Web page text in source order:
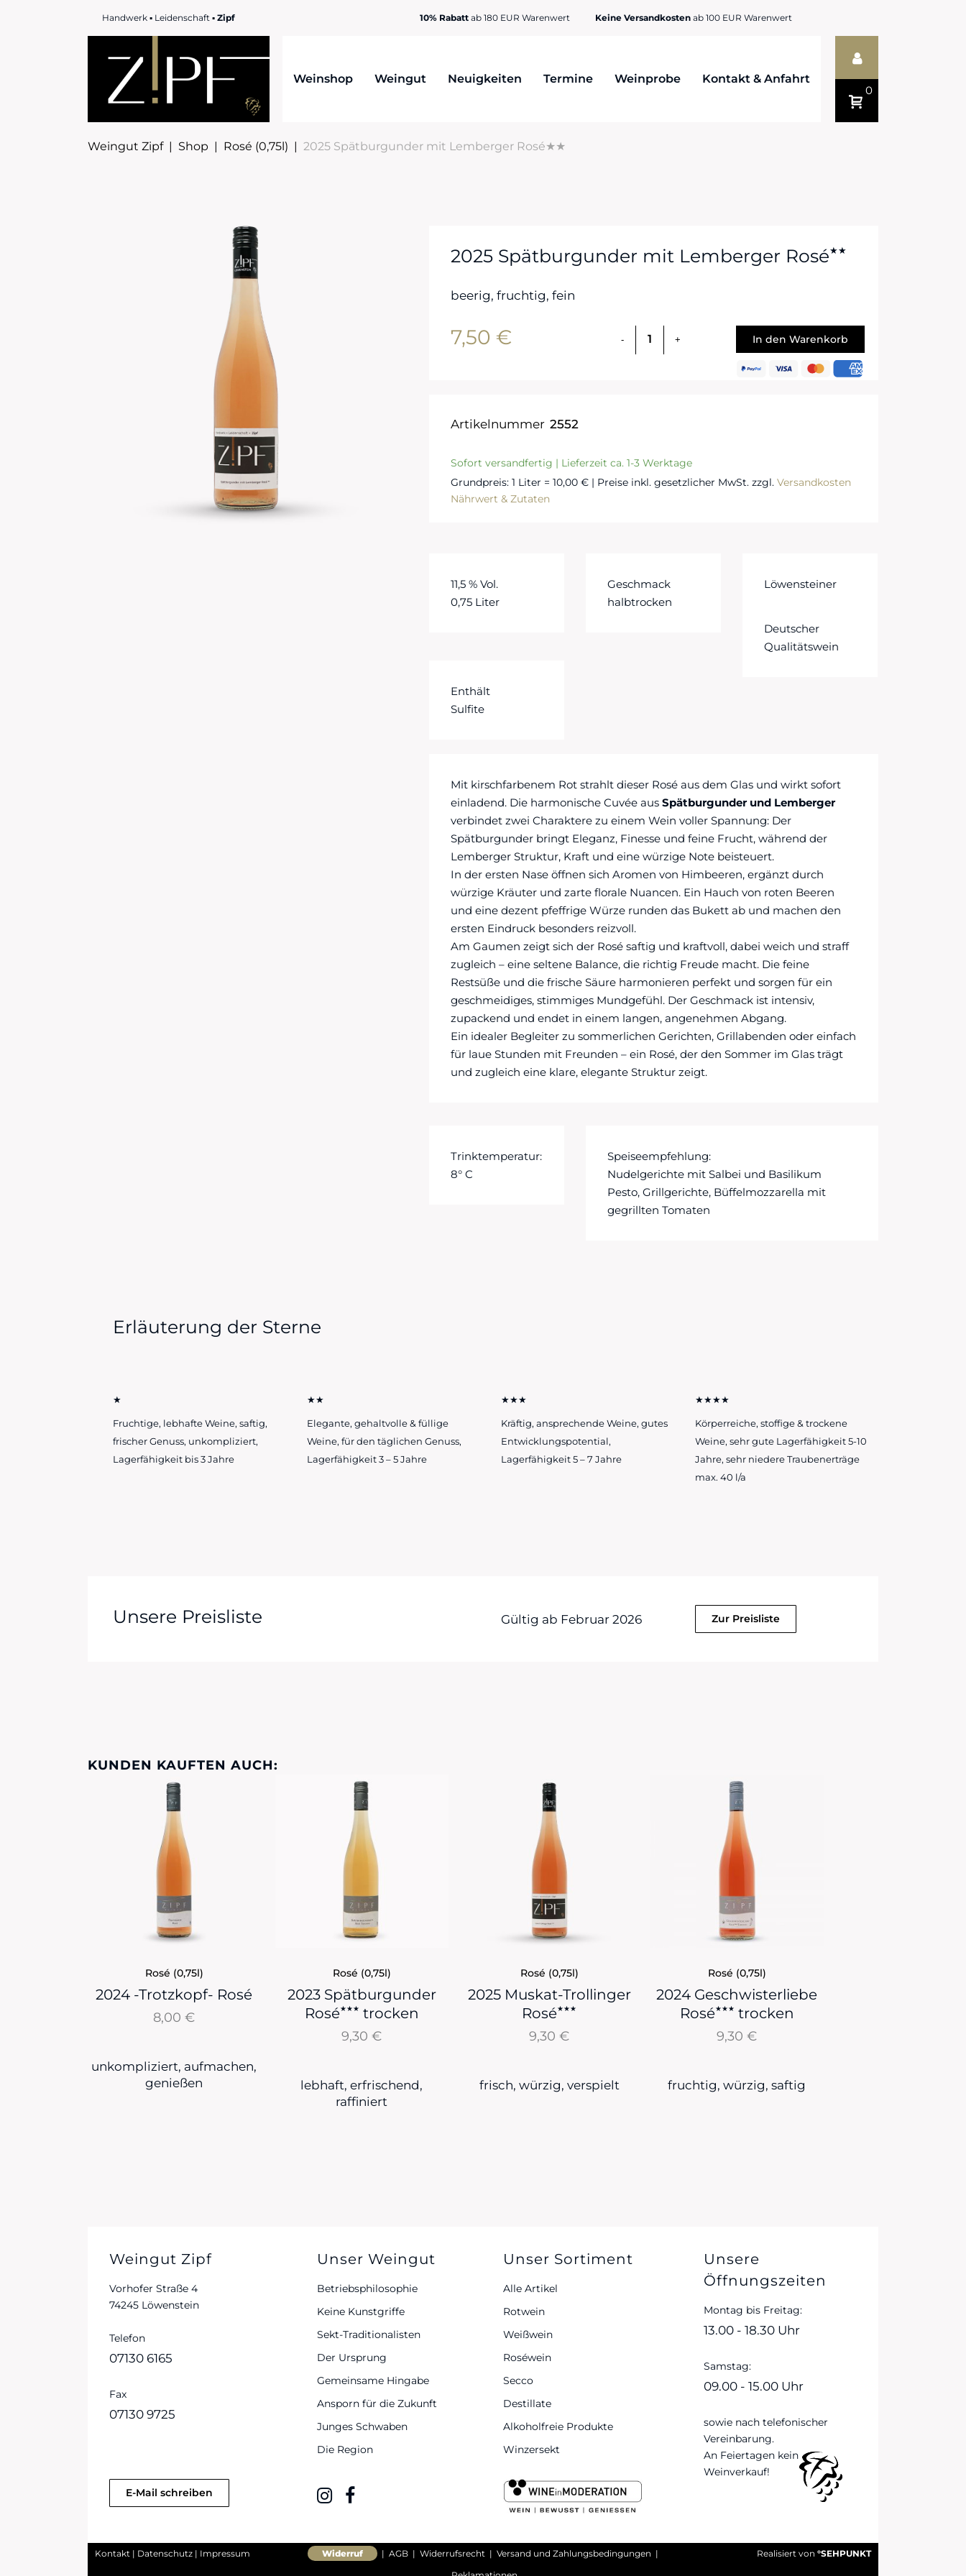
Handwerk ▪ Leidenschaft ▪ Zipf 10% Rabatt ab 180 EUR Warenwert Keine Versandkosten ab 100 EUR Warenwert
Weinshop Weingut Neuigkeiten Termine Weinprobe
Kontakt & Anfahrt
0
Weingut Zipf| Shop | Rosé (0,75l) | 2025 Spätburgunder mit Lemberger Rosé★★
2025 Spätburgunder mit Lemberger Rosé★★
7,50 €
beerig, fruchtig, fein
In den Warenkorb
Artikelnummer 2552
Sofort versandfertig | Lieferzeit ca. 1-3 Werktage
Grundpreis: 1 Liter = 10,00 € | Preise inkl. gesetzlicher MwSt. zzgl. Versandkosten
Nährwert & Zutaten
11,5 % Vol.
0,75 Liter
Geschmack
halbtrocken
Löwensteiner
Deutscher
Qualitätswein
Enthält
Sulfite
Mit kirschfarbenem Rot strahlt dieser Rosé aus dem Glas und wirkt sofort
einladend. Die harmonische Cuvée aus Spätburgunder und Lemberger
verbindet zwei Charaktere zu einem Wein voller Spannung: Der
Spätburgunder bringt Eleganz, Finesse und feine Frucht, während der
Lemberger Struktur, Kraft und eine würzige Note beisteuert.
In der ersten Nase öffnen sich Aromen von Himbeeren, ergänzt durch
würzige Kräuter und zarte florale Nuancen. Ein Hauch von roten Beeren
und eine dezent pfeffrige Würze runden das Bukett ab und machen den
ersten Eindruck besonders reizvoll.
Am Gaumen zeigt sich der Rosé saftig und kraftvoll, dabei weich und straff
zugleich – eine seltene Balance, die richtig Freude macht. Die feine
Restsüße und die frische Säure harmonieren perfekt und sorgen für ein
geschmeidiges, stimmiges Mundgefühl. Der Geschmack ist intensiv,
zupackend und endet in einem langen, angenehmen Abgang.
Ein idealer Begleiter zu sommerlichen Gerichten, Grillabenden oder einfach
für laue Stunden mit Freunden – ein Rosé, der den Sommer im Glas trägt
und zugleich eine klare, elegante Struktur zeigt.
Trinktemperatur:
8° C
Speiseempfehlung:
Nudelgerichte mit Salbei und Basilikum
Pesto, Grillgerichte, Büffelmozzarella mit
gegrillten Tomaten
Erläuterung der Sterne
★
Fruchtige, lebhafte Weine, saftig,
frischer Genuss, unkompliziert,
Lagerfähigkeit bis 3 Jahre
★★
Elegante, gehaltvolle & füllige
Weine, für den täglichen Genuss,
Lagerfähigkeit 3 – 5 Jahre
★★★
Kräftig, ansprechende Weine, gutes
Entwicklungspotential,
Lagerfähigkeit 5 – 7 Jahre
★★★★
Körperreiche, stoffige & trockene
Weine, sehr gute Lagerfähigkeit 5-10
Jahre, sehr niedere Traubenerträge
max. 40 l/a
Unsere Preisliste Gültig ab Februar 2026 Zur Preisliste
KUNDEN KAUFTEN AUCH:
Rosé (0,75l)
2024 -Trotzkopf- Rosé
8,00€
unkompliziert, aufmachen,
genießen
Rosé (0,75l)
2023 Spätburgunder
Rosé★★★ trocken
9,30€
lebhaft, erfrischend,
raffiniert
Rosé (0,75l)
2025 Muskat-Trollinger
Rosé★★★
9,30€
frisch, würzig, verspielt
Rosé (0,75l)
2024 Geschwisterliebe
Rosé★★★ trocken
9,30€
fruchtig, würzig, saftig
Weingut Zipf
Vorhofer Straße 4
74245 Löwenstein
Telefon
07130 6165
Fax
07130 9725
E-Mail schreiben
Unser Weingut
Betriebsphilosophie
Keine Kunstgriffe
Sekt-Traditionalisten
Der Ursprung
Gemeinsame Hingabe
Ansporn für die Zukunft
Junges Schwaben
Die Region
Unser Sortiment
Alle Artikel
Rotwein
Weißwein
Roséwein
Secco
Destillate
Alkoholfreie Produkte
Winzersekt
Unsere
Öffnungszeiten
Montag bis Freitag:
13.00 - 18.30 Uhr
Samstag:
09.00 - 15.00 Uhr
sowie nach telefonischer
Vereinbarung.
An Feiertagen kein
Weinverkauf!
Kontakt | Datenschutz | Impressum Widerruf | AGB | Widerrufsrecht | Versand und Zahlungsbedingungen |
Realisiert von °SEHPUNKT